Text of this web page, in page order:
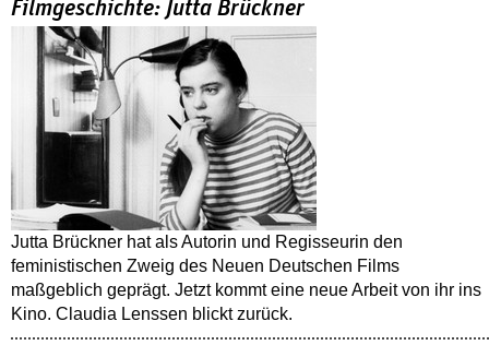
Filmgeschichte: Jutta Brückner
Jutta Brückner hat als Autorin und Regisseurin den
feministischen Zweig des Neuen Deutschen Films
maßgeblich geprägt. Jetzt kommt eine neue Arbeit von ihr ins
Kino. Claudia Lenssen blickt zurück.